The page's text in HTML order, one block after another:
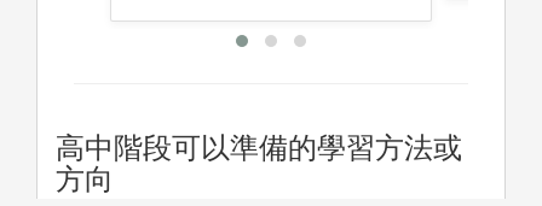
高中階段可以準備的學習方法或
方向